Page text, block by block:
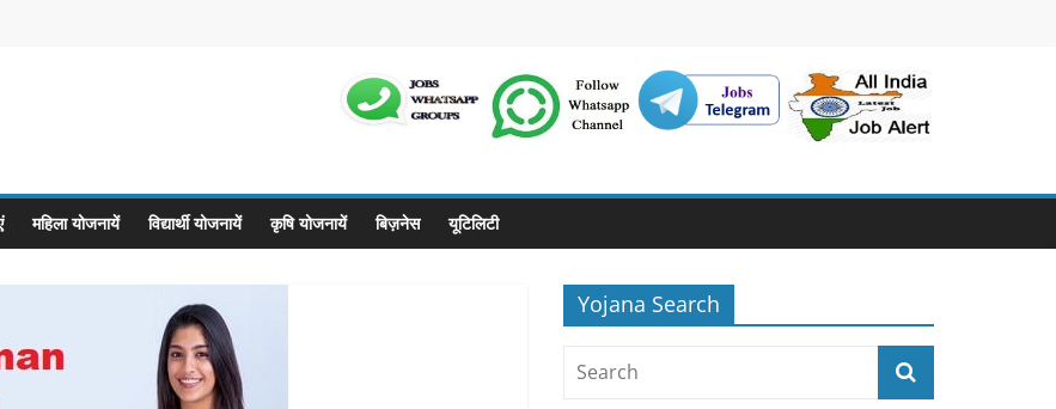
महिला योजनायें विद्यार्थी योजनायें कृषि योजनायें बिज़नेस यूटिलिटी
Yojana Search